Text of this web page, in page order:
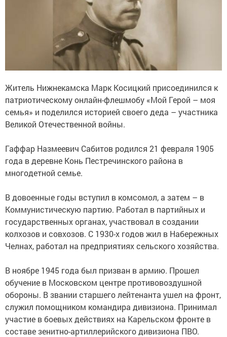
Житель Нижнекамска Марк Косицкий присоединился к
патриотическому онлайн-флешмобу «Мой Герой – моя
семья» и поделился историей своего деда – участника
Великой Отечественной войны.
Гаффар Назмеевич Сабитов родился 21 февраля 1905
года в деревне Конь Пестречинского района в
многодетной семье.
В довоенные годы вступил в комсомол, а затем – в
Коммунистическую партию. Работал в партийных и
государственных органах, участвовал в создании
колхозов и совхозов. С 1930-х годов жил в Набережных
Челнах, работал на предприятиях сельского хозяйства.
В ноябре 1945 года был призван в армию. Прошел
обучение в Московском центре противовоздушной
обороны. В звании старшего лейтенанта ушел на фронт,
служил помощником командира дивизиона. Принимал
участие в боевых действиях на Карельском фронте в
составе зенитно-артиллерийского дивизиона ПВО.